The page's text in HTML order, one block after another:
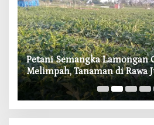
Petani Semangka Lamongan
Melimpah, Tanaman di Rawa
Subur